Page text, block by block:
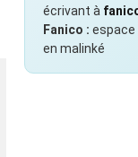
écrivant à
Fanico : espace
en malinké